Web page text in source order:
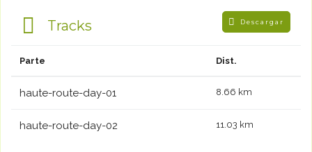
Tracks Descargar
Parte Dist.
haute-route-day-01 8.66 km
haute-route-day-02 11.03 km